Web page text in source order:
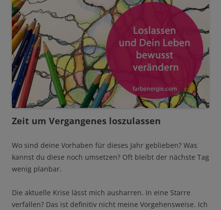
Zeit um Vergangenes loszulassen
Wo sind deine Vorhaben für dieses Jahr geblieben? Was
kannst du diese noch umsetzen? Oft bleibt der nächste Tag
wenig planbar.
Die aktuelle Krise lässt mich ausharren. In eine Starre
verfallen? Das ist definitiv nicht meine Vorgehensweise. Ich